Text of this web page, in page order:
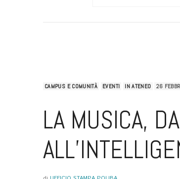
CAMPUS E COMUNITÀ EVENTI IN ATENEO 26
LA MUSICA,